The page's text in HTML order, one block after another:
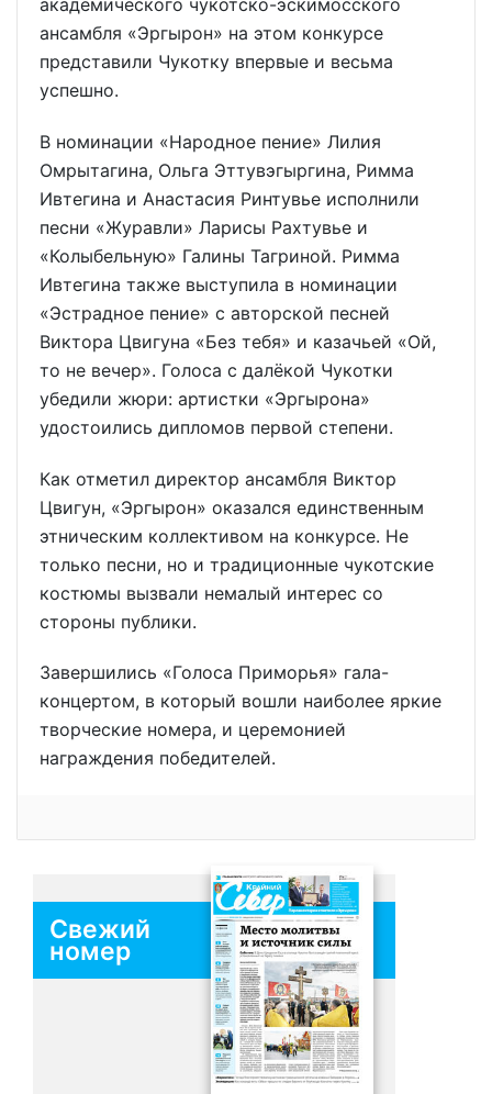
академического чукотско-эскимосского
ансамбля «Эргырон» на этом конкурсе
представили Чукотку впервые и весьма
успешно.
В номинации «Народное пение» Лилия
Омрытагина, Ольга Эттувэгыргина, Римма
Ивтегина и Анастасия Ринтувье исполнили
песни «Журавли» Ларисы Рахтувье и
«Колыбельную» Галины Тагриной. Римма
Ивтегина также выступила в номинации
«Эстрадное пение» с авторской песней
Виктора Цвигуна «Без тебя» и казачьей «Ой,
то не вечер». Голоса с далёкой Чукотки
убедили жюри: артистки «Эргырона»
удостоились дипломов первой степени.
Как отметил директор ансамбля Виктор
Цвигун, «Эргырон» оказался единственным
этническим коллективом на конкурсе. Не
только песни, но и традиционные чукотские
костюмы вызвали немалый интерес со
стороны публики.
Завершились «Голоса Приморья» гала-
концертом, в который вошли наиболее яркие
творческие номера, и церемонией
награждения победителей.
Свежий
номер